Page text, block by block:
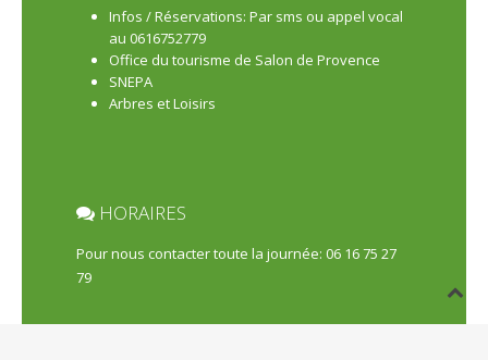
Infos / Réservations: Par sms ou appel vocal
au 0616752779
Office du tourisme de Salon de Provence
SNEPA
Arbres et Loisirs
HORAIRES
Pour nous contacter toute la journée: 06 16 75 27
79